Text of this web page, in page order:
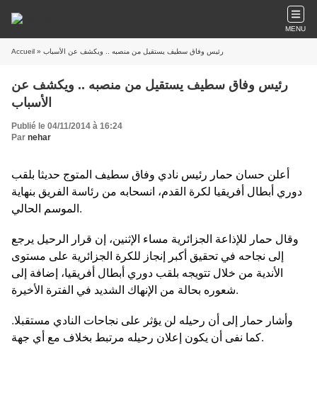
MENU
Accueil » رئيس وفاق سطيف يستقيل من منصبه .. ويكشف عن الأسباب
رئيس وفاق سطيف يستقيل من منصبه .. ويكشف عن
الأسباب
Publié le 04/11/2014 à 16:24
Par nehar
أعلن حسان حمار رئيس نادي وفاق سطيف المتوج حديثا بلقب
دوري أبطال أفريقيا لكرة القدم، انسحابه من رئاسة الفريق بنهاية
الموسم الحالي.
وقال حمار للإذاعة الجزائرية مساء الإثنين، إن قرار الرحيل يرجع
إلى نجاحه في تحقيق أكبر إنجاز للكرة الجزائرية على مستوى
الأندية من خلال تتويجه بلقب دوري أبطال أفريقيا، إضافة إلى
شعوره بحالة من الإنهاك الشديد في الفترة الأخيرة.
وأشار حمار إلى أن رحيله لن يؤثر على نجاحات النادي مستقبلا.
كما نفى أن يكون إعلان رحيله مرتبط بخلاف مع أي جهة.